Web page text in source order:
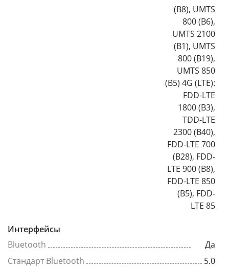
(B8), UMTS
800 (B6),
UMTS 2100
(B1), UMTS
800 (B19),
UMTS 850
(B5) 4G (LTE):
FDD-LTE
1800 (B3),
TDD-LTE
2300 (B40),
FDD-LTE 700
(B28), FDD-
LTE 900 (B8),
FDD-LTE 850
(B5), FDD-
LTE 85
Интерфейсы
Bluetooth
Да
Стандарт Bluetooth
5.0